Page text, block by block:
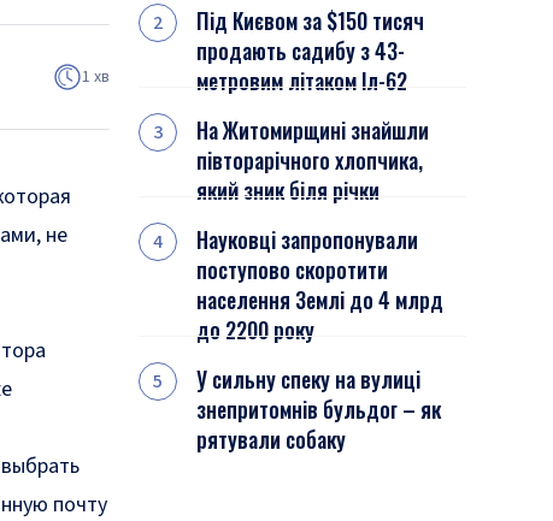
1 хв
не
почту
Під Києвом за $150 тисяч
продають садибу з 43-
метровим літаком Іл-62
На Житомирщині знайшли
півторарічного хлопчика,
який зник біля річки
Науковці запропонували
поступово скоротити
населення Землі до 4 млрд
до 2200 року
У сильну спеку на вулиці
знепритомнів бульдог – як
рятували собаку